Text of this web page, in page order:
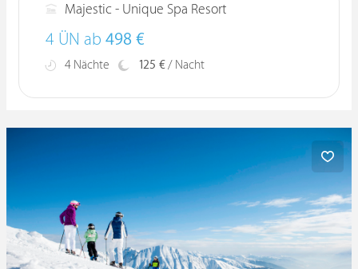
Majestic - Unique Spa Resort
4 ÜN ab 498 €
4 Nächte 125 €/ Nacht